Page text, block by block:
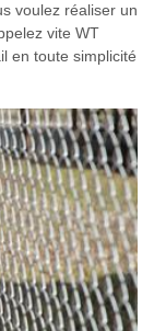
voulez réaliser un
vite WT
en toute simplicité